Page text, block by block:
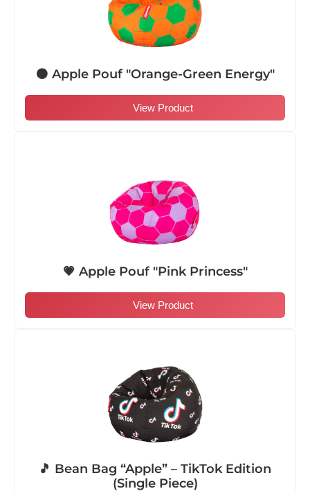
🟠 Apple Pouf "Orange-Green Energy"
View Product
💗 Apple Pouf "Pink Princess"
View Product
🎵 Bean Bag “Apple” – TikTok Edition
(Single Piece)